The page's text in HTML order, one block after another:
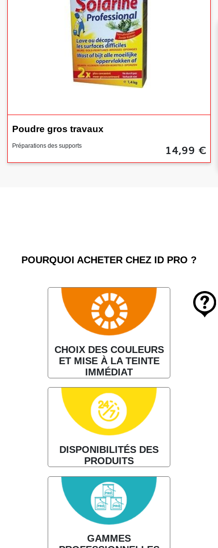
Poudre gros travaux
Préparations des supports 14,99 €
POURQUOI ACHETER CHEZ ID PRO ?
CHOIX DES COULEURS
ET MISE À LA TEINTE
IMMÉDIAT
DISPONIBILITÉS DES
PRODUITS
GAMMES